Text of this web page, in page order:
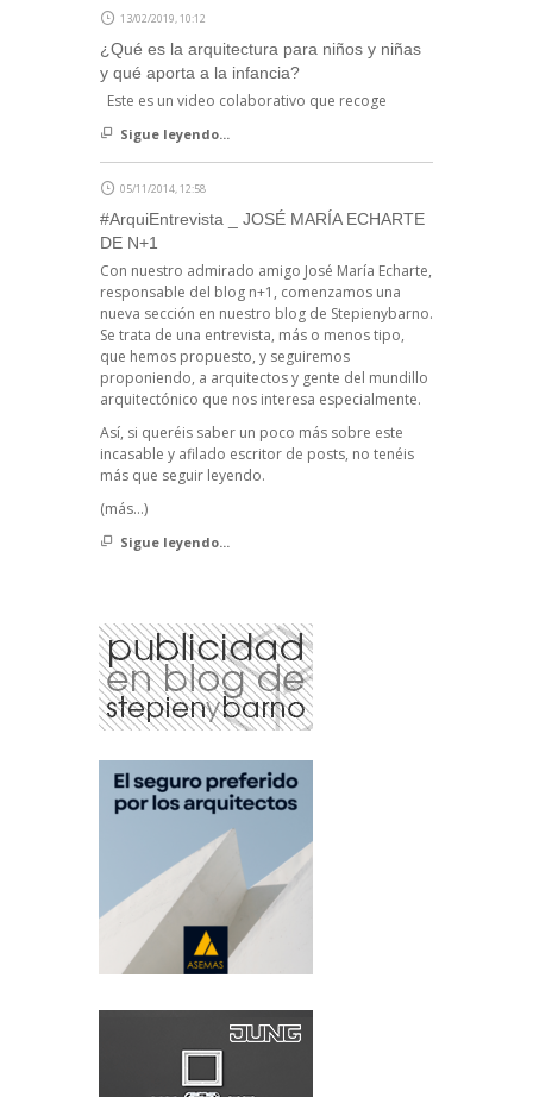
13/02/2019, 10:12
¿Qué es la arquitectura para niños y niñas
y qué aporta a la infancia?
Este es un video colaborativo que recoge
Sigue leyendo...
05/11/2014, 12:58
#ArquiEntrevista _ JOSÉ MARÍA ECHARTE
DE N+1
Con nuestro admirado amigo José María Echarte,
responsable del blog n+1, comenzamos una
nueva sección en nuestro blog de Stepienybarno.
Se trata de una entrevista, más o menos tipo,
que hemos propuesto, y seguiremos
proponiendo, a arquitectos y gente del mundillo
arquitectónico que nos interesa especialmente.
Así, si queréis saber un poco más sobre este
incasable y afilado escritor de posts, no tenéis
más que seguir leyendo.
(más…)
Sigue leyendo...